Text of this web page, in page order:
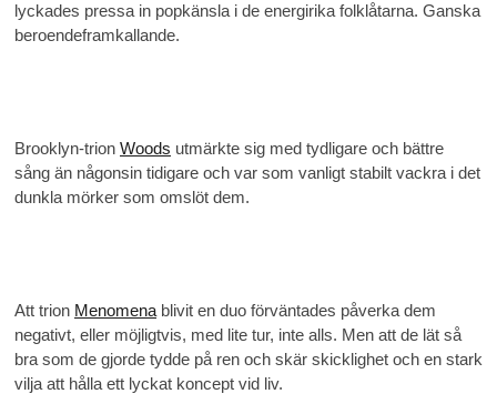
lyckades pressa in popkänsla i de energirika folklåtarna. Ganska
beroendeframkallande.
Brooklyn-trion Woods utmärkte sig med tydligare och bättre
sång än någonsin tidigare och var som vanligt stabilt vackra i det
dunkla mörker som omslöt dem.
Att trion Menomena blivit en duo förväntades påverka dem
negativt, eller möjligtvis, med lite tur, inte alls. Men att de lät så
bra som de gjorde tydde på ren och skär skicklighet och en stark
vilja att hålla ett lyckat koncept vid liv.